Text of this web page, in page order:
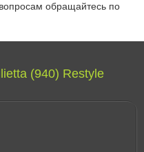
(940) Restyle
обращайтесь по